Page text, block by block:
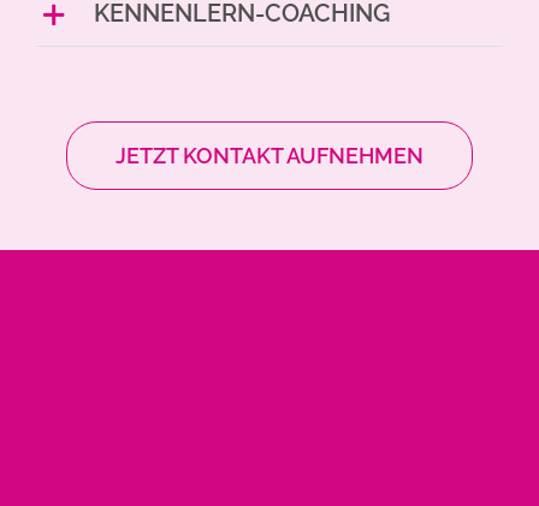
KENNENLERN-COACHING
JETZT KONTAKT AUFNEHMEN